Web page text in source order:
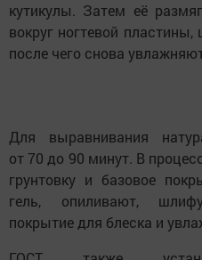
кутикулы. Затем её
вокруг ногтевой
после чего снова
Для выравнивания
от 70 до 90 минут. В
грунтовку и базовое
гель, опиливают,
покрытие для блеска и